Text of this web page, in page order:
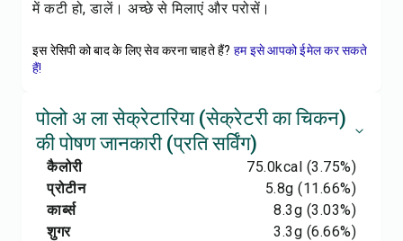
में कटी हो, डालें। अच्छे से मिलाएं और परोसें।
इस रेसिपी को बाद के लिए सेव करना चाहते हैं? हम इसे आपको ईमेल कर सकते
हैं!
पोलो अ ला सेक्रेटारिया (सेक्रेटरी का चिकन)
की पोषण जानकारी (प्रति सर्विंग)
कैलोरी 75.0kcal (3.75%)
प्रोटीन
5.8g (11.66%)
कार्ब्स
8.3g (3.03%)
शुगर
3.3g (6.66%)